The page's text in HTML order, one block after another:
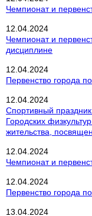
Чемпионат и
12.04.2024
Чемпионат и
дисциплине
12.04.2024
Первенство города
12.04.2024
Спортивный
Городских
жительства,
12.04.2024
Чемпионат и
12.04.2024
Первенство города
13.04.2024